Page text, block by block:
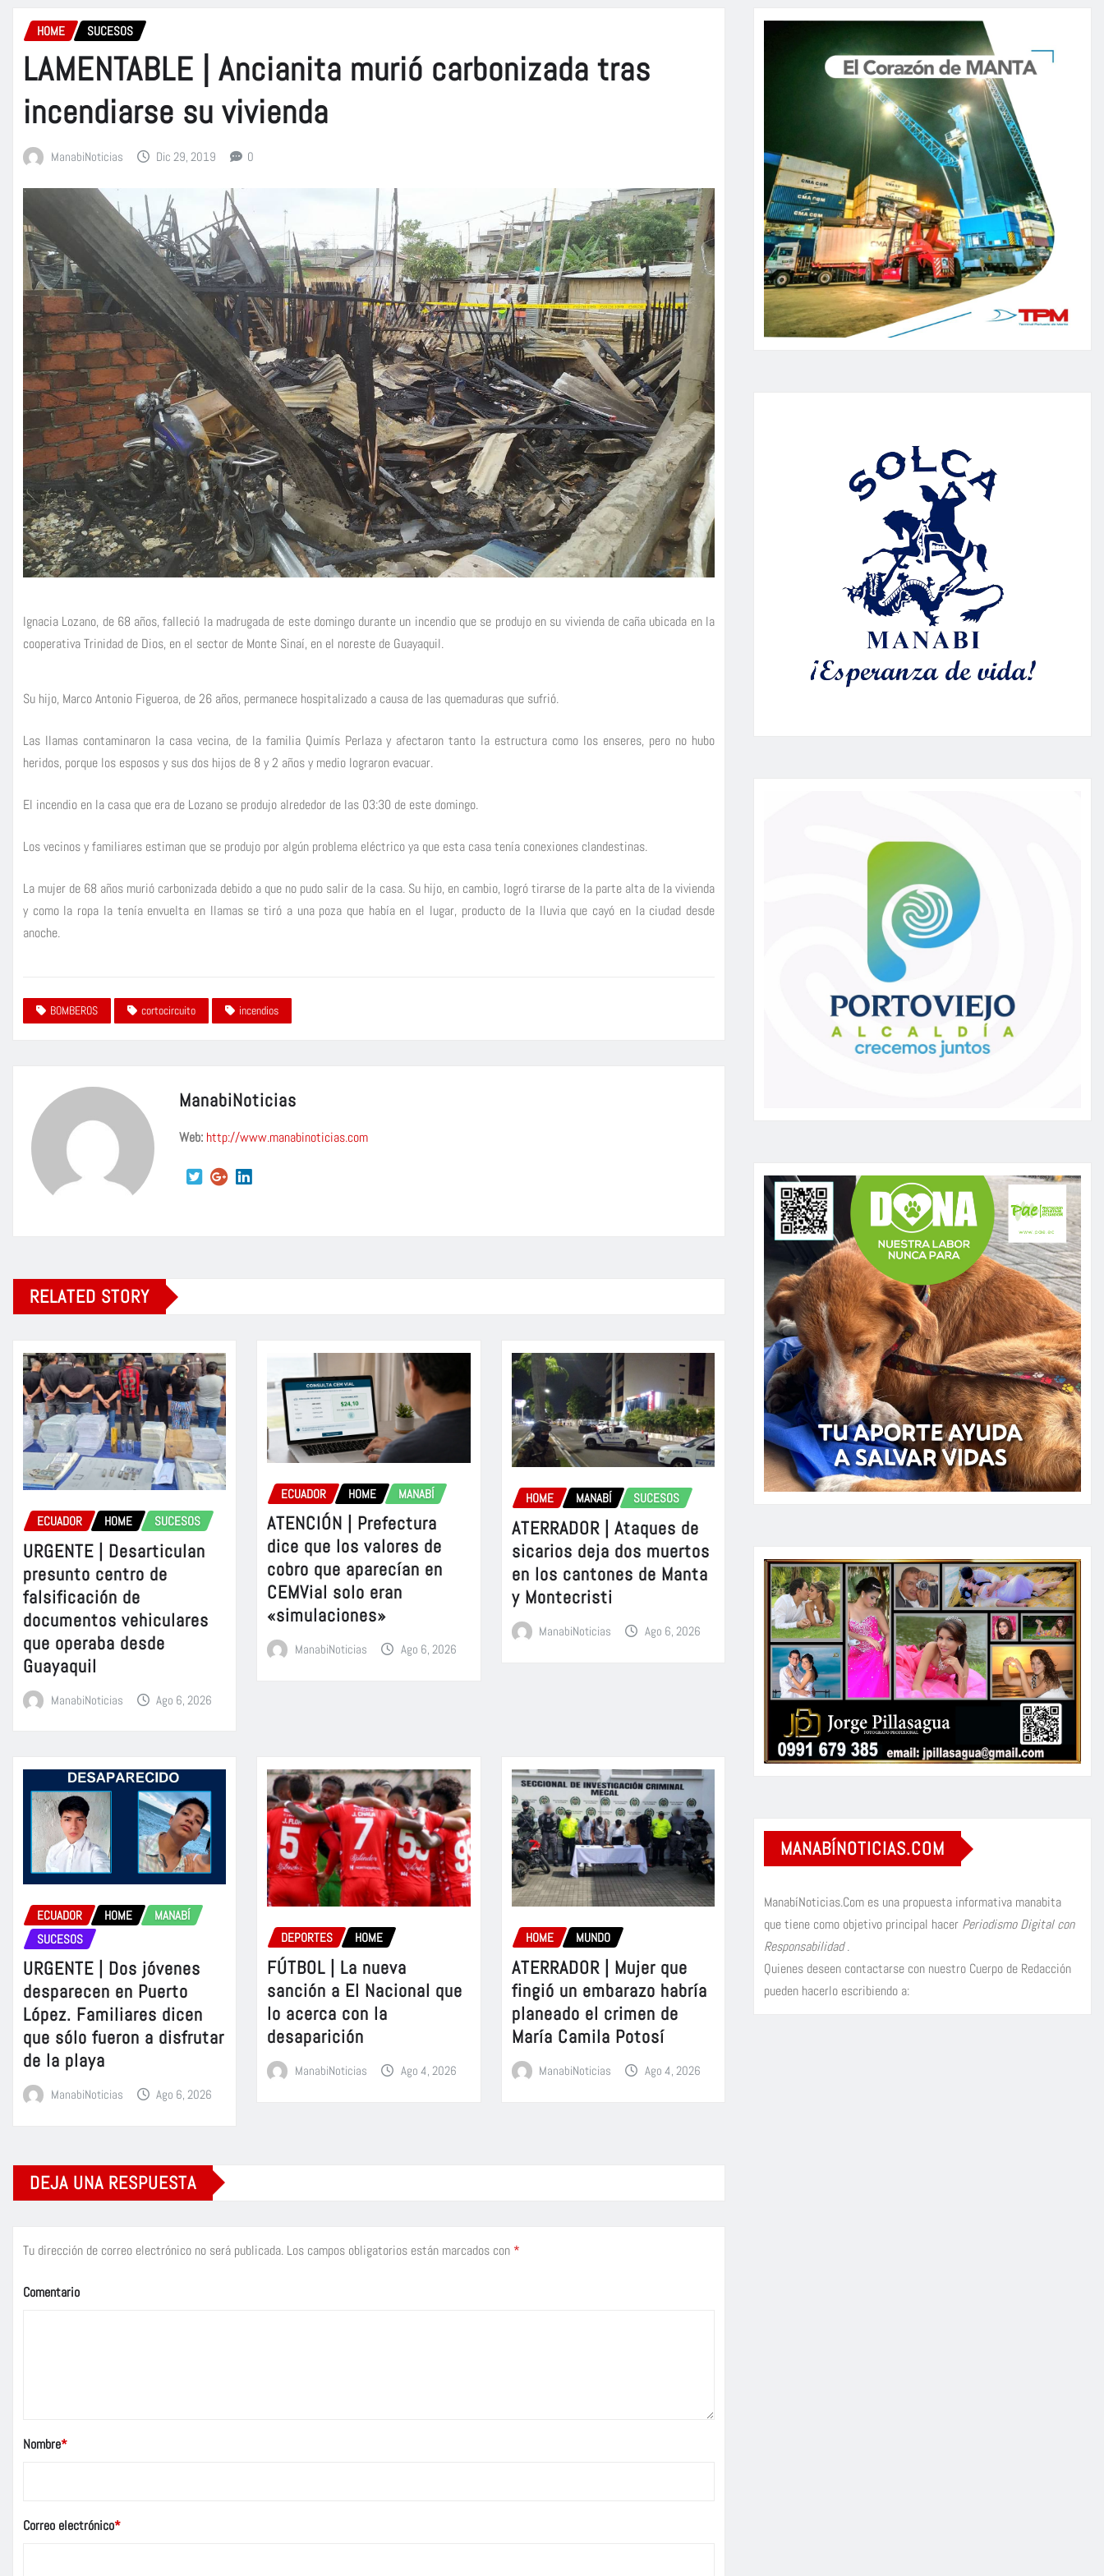
HOME SUCESOS
LAMENTABLE | Ancianita murió carbonizada tras
incendiarse su vivienda
ManabiNoticias Dic 29, 2019 0
Ignacia Lozano, de 68 años, falleció la madrugada de este domingo durante un incendio que se produjo en su vivienda de caña ubicada en la
cooperativa Trinidad de Dios, en el sector de Monte Sinaí, en el noreste de Guayaquil.
Su hijo, Marco Antonio Figueroa, de 26 años, permanece hospitalizado a causa de las quemaduras que sufrió.
Las llamas contaminaron la casa vecina, de la familia Quimís Perlaza y afectaron tanto la estructura como los enseres, pero no hubo
heridos, porque los esposos y sus dos hijos de 8 y 2 años y medio lograron evacuar.
El incendio en la casa que era de Lozano se produjo alrededor de las 03:30 de este domingo.
Los vecinos y familiares estiman que se produjo por algún problema eléctrico ya que esta casa tenía conexiones clandestinas.
La mujer de 68 años murió carbonizada debido a que no pudo salir de la casa. Su hijo, en cambio, logró tirarse de la parte alta de la vivienda
y como la ropa la tenía envuelta en llamas se tiró a una poza que había en el lugar, producto de la lluvia que cayó en la ciudad desde
anoche.
BOMBEROS cortocircuito incendios
ManabiNoticias
Web: http://www.manabinoticias.com
RELATED STORY
ECUADOR HOME SUCESOS
URGENTE | Desarticulan
presunto centro de
falsificación de
documentos vehiculares
que operaba desde
Guayaquil
ManabiNoticias Ago 6, 2026
ECUADOR HOME MANABÍ
ATENCIÓN | Prefectura
dice que los valores de
cobro que aparecían en
CEMVial solo eran
«simulaciones»
ManabiNoticias Ago 6, 2026
HOME MANABÍ SUCESOS
ATERRADOR | Ataques de
sicarios deja dos muertos
en los cantones de Manta
y Montecristi
ManabiNoticias Ago 6, 2026
ECUADOR HOME
MANABÍ
SUCESOS
URGENTE | Dos jóvenes
desparecen en Puerto
López. Familiares dicen
que sólo fueron a disfrutar
de la playa
ManabiNoticias Ago 6, 2026
DEPORTES HOME
FÚTBOL | La nueva
sanción a El Nacional que
lo acerca con la
desaparición
ManabiNoticias Ago 4, 2026
HOME MUNDO
ATERRADOR | Mujer que
fingió un embarazo habría
planeado el crimen de
María Camila Potosí
ManabiNoticias Ago 4, 2026
DEJA UNA RESPUESTA
Tu dirección de correo electrónico no será publicada. Los campos obligatorios están marcados con *
Comentario
Nombre*
Correo electrónico*
MANABÍNOTICIAS.COM
ManabíNoticias.Com es una propuesta informativa manabita
que tiene como objetivo principal hacer Periodismo Digital con
Responsabilidad.
Quienes deseen contactarse con nuestro Cuerpo de Redacción
pueden hacerlo escribiendo a: